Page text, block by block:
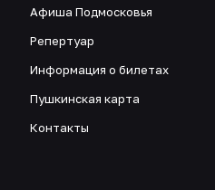
Афиша Подмосковья
Репертуар
Информация о билетах
Пушкинская карта
Контакты